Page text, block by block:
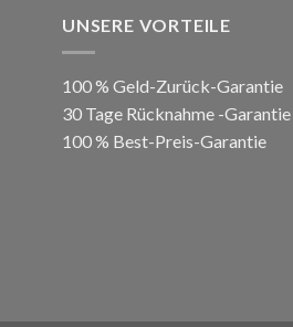
UNSERE VORTEILE
100 % Geld-Zurück-Garantie
30 Tage Rücknahme -Garantie
100 % Best-Preis-Garantie